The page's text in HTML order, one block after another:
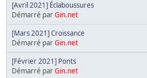
[Avril 2021] Éclaboussures
Démarré parGin.net
[Mars 2021] Croissance
Démarré parGin.net
[Février 2021] Ponts
Démarré parGin.net